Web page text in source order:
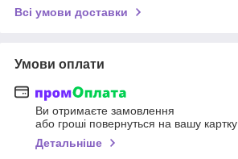
Всі умови доставки
Умови оплати
Ви отримаєте замовлення
або гроші повернуться на вашу картку
Детальніше